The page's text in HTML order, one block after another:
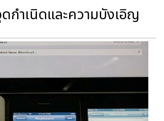
กำเนิดและความบังเอิญ